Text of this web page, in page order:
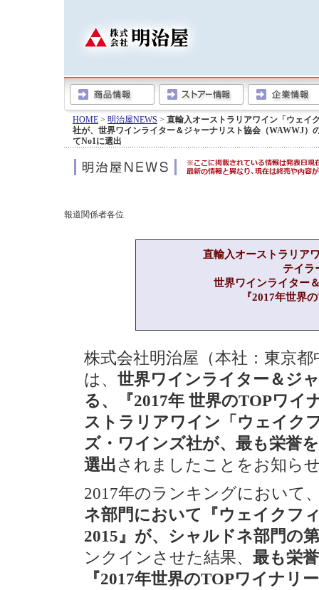
HOME > 明治屋NEWS > 直輸入オーストラリアワイン「ウェイ
社が、世界ワインライター＆ジャーナリスト協会（WAWWJ）
てNo1に選出
報道関係者各位
直輸入オーストラリア
テイラ
世界ワインライター
『2017年世界
株式会社明治屋（本社：東京
は、 世界ワインライター＆ジ
る、『2017年 世界のTOPワイ
ストラリアワイン「ウェイク
ズ・ワインズ社が、最も栄誉
選出されましたことをお知ら
2017年のランキングにおいて
ネ部門において『ウェイク
2015』が、シャルドネ部門の
ンクインさせた結果、 最も栄
『2017年世界のTOPワイナリ